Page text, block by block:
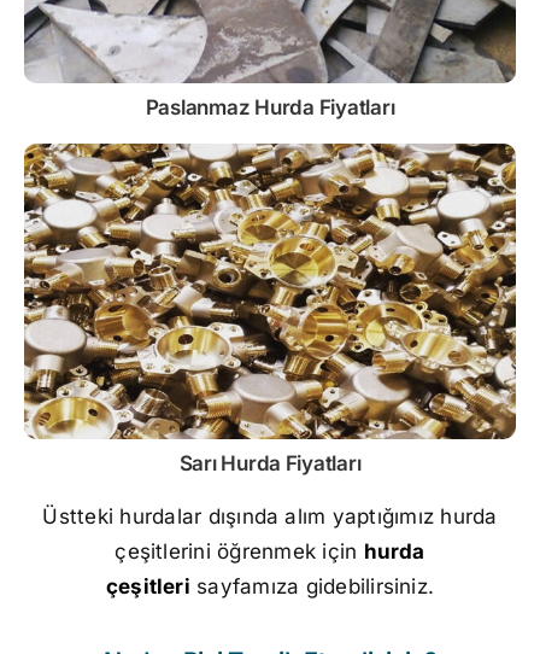
Paslanmaz Hurda Fiyatları
Sarı Hurda Fiyatları
Üstteki hurdalar dışında alım yaptığımız hurda
çeşitlerini öğrenmek için hurda
çeşitleri sayfamıza gidebilirsiniz.